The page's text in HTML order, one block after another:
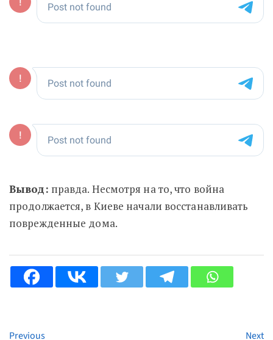
Вывод: правда. Несмотря на то, что война
продолжается, в Киеве начали восстанавливать
поврежденные дома.
Previous
Next